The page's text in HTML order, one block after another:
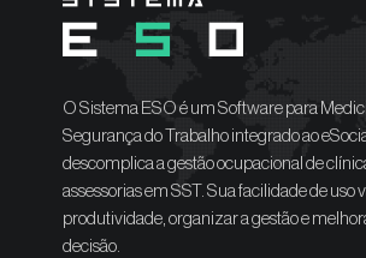
O Sistema ESO é um Software para
Segurança do Trabalho integrado ao
descomplica a gestão ocupacional de
assessorias em SST. Sua facilidade de uso
produtividade, organizar a gestão e
decisão.